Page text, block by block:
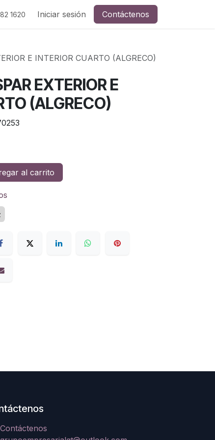
1620 Iniciar sesión Contáctenos
E INTERIOR CUARTO (ALGRECO)
EXTERIOR E
(ALGRECO)
al carrito
Contáctenos